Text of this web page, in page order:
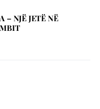
– NJЁ JETЁ NЁ